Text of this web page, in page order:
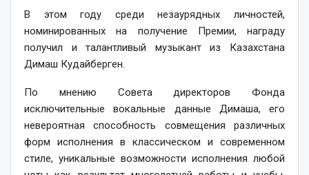
В этом году среди незаурядных личностей,
номинированных на получение Премии, награду
получил и талантливый музыкант из Казахстана
Димаш Кудайберген.
По мнению Совета директоров Фонда
исключительные вокальные данные Димаша, его
невероятная способность совмещения различных
форм исполнения в классическом и современном
стиле, уникальные возможности исполнения любой